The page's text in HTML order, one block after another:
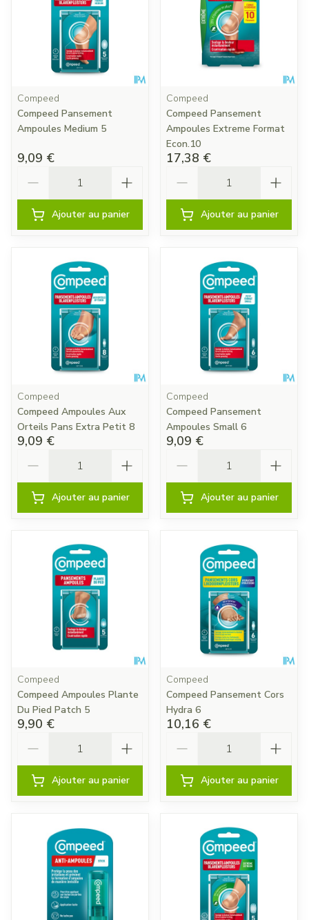
Compeed
Compeed Pansement
Ampoules Medium 5
9,09 €
Ajouter au panier
Compeed
Compeed Pansement
Ampoules Extreme Format
Econ.10
17,38 €
Ajouter au panier
Compeed
Compeed Ampoules Aux
Orteils Pans Extra Petit 8
9,09 €
Ajouter au panier
Compeed
Compeed Pansement
Ampoules Small 6
9,09 €
Ajouter au panier
Compeed
Compeed Ampoules Plante
Du Pied Patch 5
9,90 €
Ajouter au panier
Compeed
Compeed Pansement Cors
Hydra 6
10,16 €
Ajouter au panier